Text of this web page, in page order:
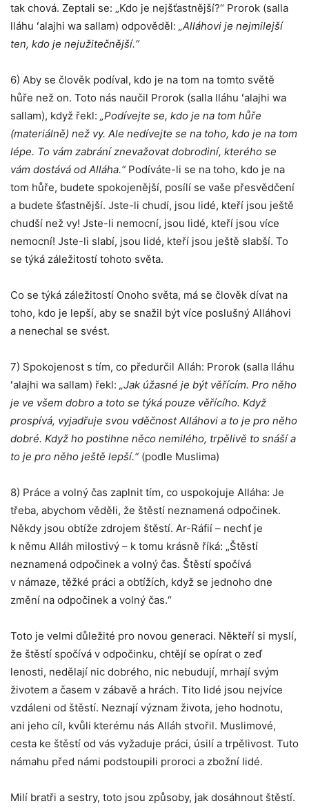
tak chová. Zeptali se: „Kdo je nejšťastnější?“ Prorok (salla
lláhu ʻalajhi wa sallam) odpověděl: „Alláhovi je nejmilejší
ten, kdo je nejužitečnější.“
6) Aby se člověk podíval, kdo je na tom na tomto světě
hůře než on. Toto nás naučil Prorok (salla lláhu ʻalajhi wa
sallam), když řekl: „Podívejte se, kdo je na tom hůře
(materiálně) než vy. Ale nedívejte se na toho, kdo je na tom
lépe. To vám zabrání znevažovat dobrodiní, kterého se
vám dostává od Alláha.“Podíváte-li se na toho, kdo je na
tom hůře, budete spokojenější, posílí se vaše přesvědčení
a budete šťastnější. Jste-li chudí, jsou lidé, kteří jsou ještě
chudší než vy! Jste-li nemocní, jsou lidé, kteří jsou více
nemocní! Jste-li slabí, jsou lidé, kteří jsou ještě slabší. To
se týká záležitostí tohoto světa.
Co se týká záležitostí Onoho světa, má se člověk dívat na
toho, kdo je lepší, aby se snažil být více poslušný Alláhovi
a nenechal se svést.
7) Spokojenost s tím, co předurčil Alláh: Prorok (salla lláhu
ʻalajhi wa sallam) řekl: „Jak úžasné je být věřícím. Pro něho
je ve všem dobro a toto se týká pouze věřícího. Když
prospívá, vyjadřuje svou vděčnost Alláhovi a to je pro něho
dobré. Když ho postihne něco nemilého, trpělivě to snáší a
to je pro něho ještě lepší.“(podle Muslima)
8) Práce a volný čas zaplnit tím, co uspokojuje Alláha: Je
třeba, abychom věděli, že štěstí neznamená odpočinek.
Někdy jsou obtíže zdrojem štěstí. Ar-Ráfií – nechť je
k němu Alláh milostivý – k tomu krásně říká: „Štěstí
neznamená odpočinek a volný čas. Štěstí spočívá
v námaze, těžké práci a obtížích, když se jednoho dne
změní na odpočinek a volný čas.“
Toto je velmi důležité pro novou generaci. Někteří si myslí,
že štěstí spočívá v odpočinku, chtějí se opírat o zeď
lenosti, nedělají nic dobrého, nic nebudují, mrhají svým
životem a časem v zábavě a hrách. Tito lidé jsou nejvíce
vzdáleni od štěstí. Neznají význam života, jeho hodnotu,
ani jeho cíl, kvůli kterému nás Alláh stvořil. Muslimové,
cesta ke štěstí od vás vyžaduje práci, úsilí a trpělivost. Tuto
námahu před námi podstoupili proroci a zbožní lidé.
Milí bratři a sestry, toto jsou způsoby, jak dosáhnout štěstí.